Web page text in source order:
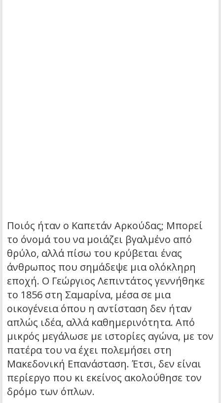
Ποιός ήταν ο Καπετάν Αρκούδας; Μπορεί
το όνομά του να μοιάζει βγαλμένο από
θρύλο, αλλά πίσω του κρύβεται ένας
άνθρωπος που σημάδεψε μια ολόκληρη
εποχή. Ο Γεώργιος Λεπιντάτος γεννήθηκε
το 1856 στη Σαμαρίνα, μέσα σε μια
οικογένεια όπου η αντίσταση δεν ήταν
απλώς ιδέα, αλλά καθημερινότητα. Από
μικρός μεγάλωσε με ιστορίες αγώνα, με τον
πατέρα του να έχει πολεμήσει στη
Μακεδονική Επανάσταση. Έτσι, δεν είναι
περίεργο που κι εκείνος ακολούθησε τον
δρόμο των όπλων.